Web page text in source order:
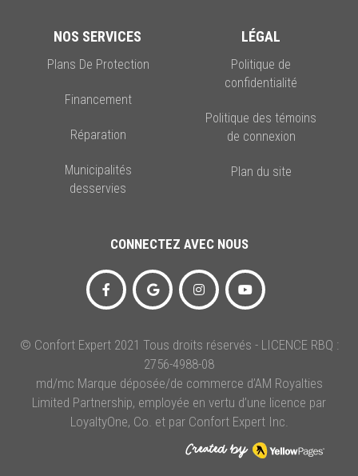
NOS SERVICES
Plans De Protection
Financement
Réparation
Municipalités
desservies
LÉGAL
Politique de
confidentialité
Politique des témoins
de connexion
Plan du site
CONNECTEZ AVEC NOUS
© Confort Expert 2021 Tous droits réservés - LICENCE RBQ :
2756-4988-08
md/mc Marque déposée/de commerce d’AM Royalties
Limited Partnership, employée en vertu d’une licence par
LoyaltyOne, Co. et par Confort Expert Inc.